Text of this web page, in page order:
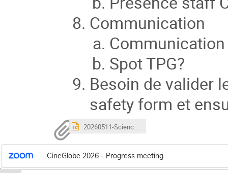
Communication
Spot TPG?
Besoin de valider
safety form et
20260511-Science-films-CineGlobe.pptx
CineGlobe 2026 - Progress meeting